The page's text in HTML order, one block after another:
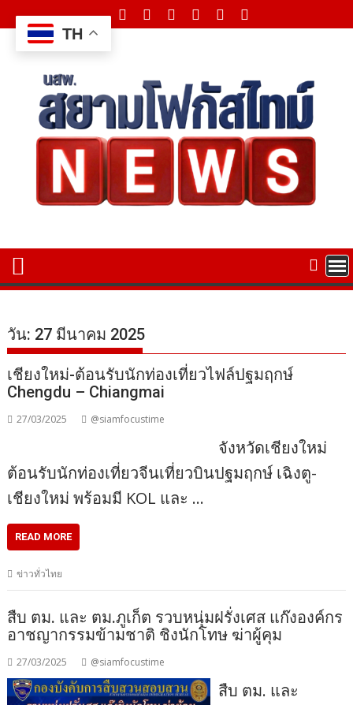
to
content
วัน: 27 มีนาคม 2025
เชียงใหม่-ต้อนรับนักท่องเที่ยวไฟล์ปฐมฤกษ์
Chengdu – Chiangmai
27/03/2025 @siamfocustime
จังหวัดเชียงใหม่
ต้อนรับนักท่องเที่ยวจีนเที่ยวบินปฐมฤกษ์ เฉิงตู-
เชียงใหม่ พร้อมมี KOL และ …
READ MORE
ข่าวทั่วไทย
สืบ ตม. และ ตม.ภูเก็ต รวบหนุ่มฝรั่งเศส แก๊งองค์กร
อาชญากรรมข้ามชาติ ชิงนักโทษ ฆ่าผู้คุม
27/03/2025 @siamfocustime
สืบ ตม. และ
TH